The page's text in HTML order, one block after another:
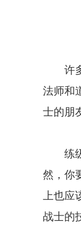
许多
法师和
士的朋
练级
然，你
上也应
战士的